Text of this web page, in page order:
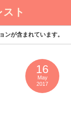
ト
ンが含まれています。
16
May
2017